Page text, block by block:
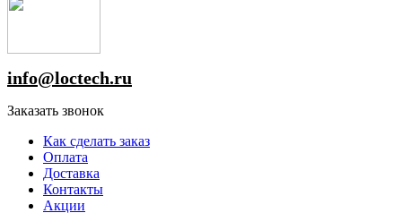
info@loctech.ru
Заказать звонок
Как сделать заказ
Оплата
Доставка
Контакты
Акции